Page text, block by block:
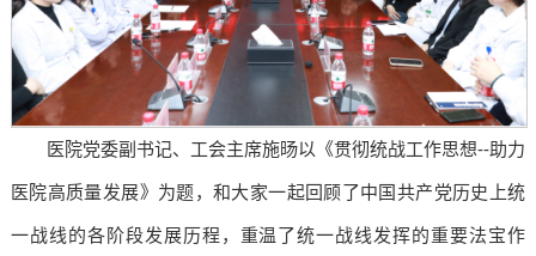
医院党委副书记、工会主席施旸以《贯彻统战工作思想--助力
医院高质量发展》为题，和大家一起回顾了中国共产党历史上统
一战线的各阶段发展历程，重温了统一战线发挥的重要法宝作